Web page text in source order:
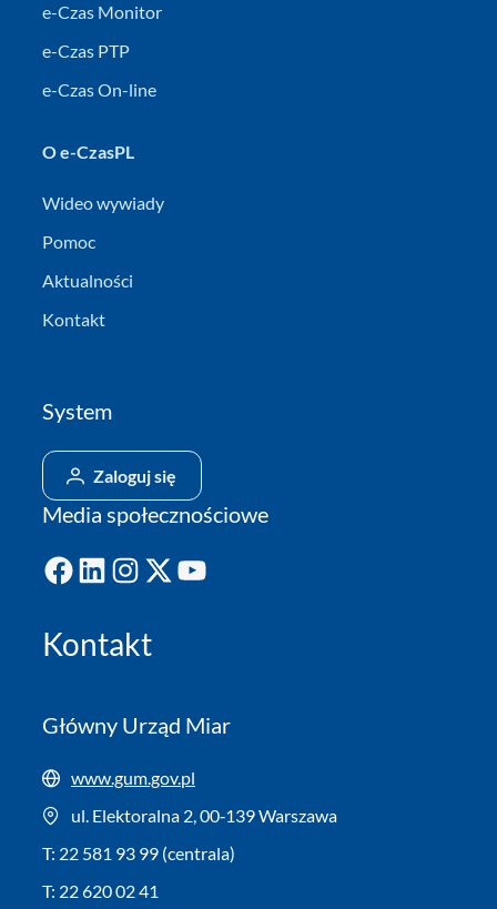
Kontakt
Główny Urząd Miar
www.gum.gov.pl
ul. Elektoralna 2, 00‑139 Warszawa
T: 22 581 93 99 (centrala)
T: 22 620 02 41
e-Czas Monitor
e-Czas PTP
e-Czas On-line
O e-CzasPL
Wideo wywiady
Pomoc
Aktualności
Kontakt
System
Zaloguj się
Media społecznościowe
Facebook LinkedIn Instagram X YouTube